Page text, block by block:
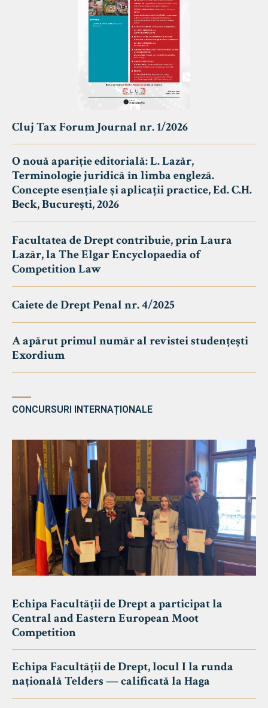
Cluj Tax Forum Journal nr. 1/2026
O nouă apariție editorială: L. Lazăr,
Terminologie juridică în limba engleză.
Concepte esențiale și aplicații practice, Ed. C.H.
Beck, București, 2026
Facultatea de Drept contribuie, prin Laura
Lazăr, la The Elgar Encyclopaedia of
Competition Law
Caiete de Drept Penal nr. 4/2025
A apărut primul număr al revistei studențești
Exordium
CONCURSURI INTERNAȚIONALE
Echipa Facultății de Drept a participat la
Central and Eastern European Moot
Competition
Echipa Facultății de Drept, locul I la runda
națională Telders — calificată la Haga